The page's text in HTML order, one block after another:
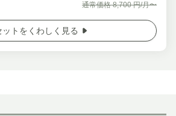
通常価格 8,700 円/月〜
ットをくわしく見る